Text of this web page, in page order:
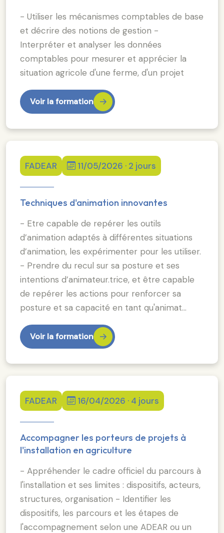
- Utiliser les mécanismes comptables de base
et décrire des notions de gestion -
Interpréter et analyser les données
comptables pour mesurer et apprécier la
situation agricole d'une ferme, d'un projet
Voir la formation
FADEAR 11/05/2026 · 2 jours
Techniques d'animation innovantes
- Etre capable de repérer les outils
d’animation adaptés à différentes situations
d’animation, les expérimenter pour les utiliser.
- Prendre du recul sur sa posture et ses
intentions d’animateur.trice, et être capable
de repérer les actions pour renforcer sa
posture et sa capacité en tant qu'animat…
Voir la formation
FADEAR 16/04/2026 · 4 jours
Accompagner les porteurs de projets à
l'installation en agriculture
- Appréhender le cadre officiel du parcours à
l'installation et ses limites : dispositifs, acteurs,
structures, organisation - Identifier les
dispositifs, les parcours et les étapes de
l'accompagnement selon une ADEAR ou un